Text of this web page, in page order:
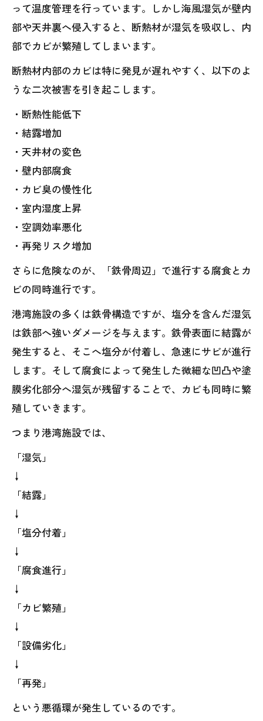
って温度管理を行っています。しかし海風湿気が壁内
部や天井裏へ侵入すると、断熱材が湿気を吸収し、内
部でカビが繁殖してしまいます。
断熱材内部のカビは特に発見が遅れやすく、以下のよ
うな二次被害を引き起こします。
・断熱性能低下
・結露増加
・天井材の変色
・壁内部腐食
・カビ臭の慢性化
・室内湿度上昇
・空調効率悪化
・再発リスク増加
さらに危険なのが、「鉄骨周辺」で進行する腐食とカ
ビの同時進行です。
港湾施設の多くは鉄骨構造ですが、塩分を含んだ湿気
は鉄部へ強いダメージを与えます。鉄骨表面に結露が
発生すると、そこへ塩分が付着し、急速にサビが進行
します。そして腐食によって発生した微細な凹凸や塗
膜劣化部分へ湿気が残留することで、カビも同時に繁
殖していきます。
つまり港湾施設では、
「湿気」
↓
「結露」
↓
「塩分付着」
↓
「腐食進行」
↓
「カビ繁殖」
↓
「設備劣化」
↓
「再発」
という悪循環が発生しているのです。